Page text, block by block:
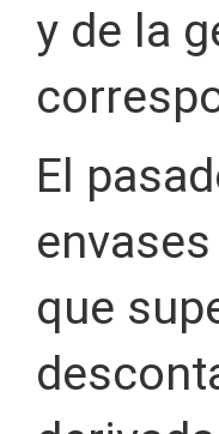
y de la
El
que